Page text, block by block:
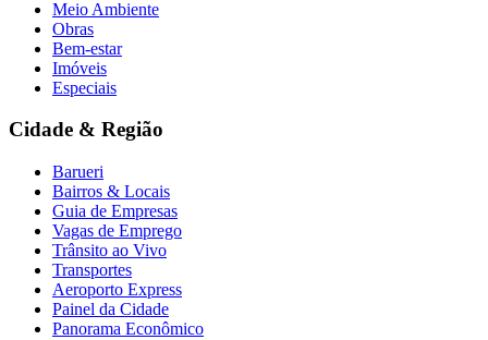
Meio Ambiente
Obras
Bem-estar
Imóveis
Especiais
Cidade & Região
Barueri
Bairros & Locais
Guia de Empresas
Vagas de Emprego
Trânsito ao Vivo
Transportes
Aeroporto Express
Painel da Cidade
Panorama Econômico